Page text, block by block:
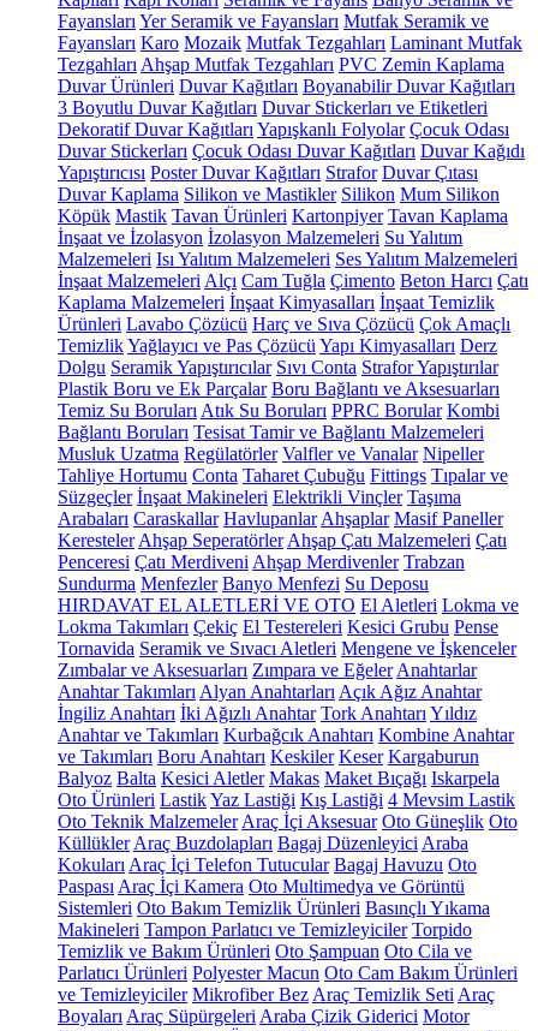
Fayansları Yer Seramik ve Fayansları Mutfak Seramik ve
Fayansları Karo Mozaik Mutfak Tezgahları Laminant Mutfak
Tezgahları Ahşap Mutfak Tezgahları PVC Zemin Kaplama
Duvar Ürünleri Duvar Kağıtları Boyanabilir Duvar Kağıtları
3 Boyutlu Duvar Kağıtları Duvar Stickerları ve Etiketleri
Dekoratif Duvar Kağıtları Yapışkanlı Folyolar Çocuk Odası
Duvar Stickerları Çocuk Odası Duvar Kağıtları Duvar Kağıdı
Yapıştırıcısı Poster Duvar Kağıtları Strafor Duvar Çıtası
Duvar Kaplama Silikon ve Mastikler Silikon Mum Silikon
Köpük Mastik Tavan Ürünleri Kartonpiyer Tavan Kaplama
İnşaat ve İzolasyon İzolasyon Malzemeleri Su Yalıtım
Malzemeleri Isı Yalıtım Malzemeleri Ses Yalıtım Malzemeleri
İnşaat Malzemeleri Alçı Cam Tuğla Çimento Beton Harcı Çatı
Kaplama Malzemeleri İnşaat Kimyasalları İnşaat Temizlik
Ürünleri Lavabo Çözücü Harç ve Sıva Çözücü Çok Amaçlı
TemizlikYağlayıcı ve Pas Çözücü Yapı Kimyasalları Derz
Dolgu Seramik Yapıştırıcılar Sıvı Conta Strafor Yapıştırılar
Plastik Boru ve Ek Parçalar Boru Bağlantı ve Aksesuarları
Temiz Su Boruları Atık Su Boruları PPRC Borular Kombi
Bağlantı Boruları Tesisat Tamir ve Bağlantı Malzemeleri
Musluk Uzatma Regülatörler Valfler ve Vanalar Nipeller
Tahliye Hortumu Conta Taharet Çubuğu Fittings Tıpalar ve
Süzgeçler İnşaat Makineleri Elektrikli Vinçler Taşıma
Arabaları Caraskallar Havlupanlar Ahşaplar Masif Paneller
Keresteler Ahşap Seperatörler Ahşap Çatı Malzemeleri Çatı
Penceresi Çatı Merdiveni Ahşap Merdivenler Trabzan
Sundurma Menfezler Banyo Menfezi Su Deposu
HIRDAVAT EL ALETLERİ VE OTO El Aletleri Lokma ve
Lokma Takımları Çekiç El Testereleri Kesici Grubu Pense
Tornavida Seramik ve Sıvacı Aletleri Mengene ve İşkenceler
Zımbalar ve Aksesuarları Zımpara ve Eğeler Anahtarlar
Anahtar Takımları Alyan Anahtarları Açık Ağız Anahtar
İngiliz Anahtarı İki Ağızlı Anahtar Tork Anahtarı Yıldız
Anahtar ve Takımları Kurbağcık Anahtarı Kombine Anahtar
ve Takımları Boru Anahtarı Keskiler Keser Kargaburun
Balyoz Balta Kesici Aletler Makas Maket Bıçağı Iskarpela
Oto Ürünleri LastikYaz Lastiği Kış Lastiği 4 Mevsim Lastik
Oto Teknik Malzemeler Araç İçi Aksesuar Oto Güneşlik Oto
Küllükler Araç Buzdolapları Bagaj Düzenleyici Araba
Kokuları Araç İçi Telefon Tutucular Bagaj Havuzu Oto
Paspası Araç İçi Kamera Oto Multimedya ve Görüntü
Sistemleri Oto Bakım Temizlik Ürünleri Basınçlı Yıkama
Makineleri Tampon Parlatıcı ve Temizleyiciler Torpido
Temizlik ve Bakım Ürünleri Oto Şampuan Oto Cila ve
Parlatıcı Ürünleri Polyester Macun Oto Cam Bakım Ürünleri
ve Temizleyiciler Mikrofiber Bez Araç Temizlik Seti Araç
Boyaları Araç Süpürgeleri Araba Çizik Giderici Motor